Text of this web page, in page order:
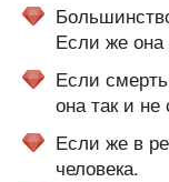
Если же она
Если
она так и
Если же в
человека.